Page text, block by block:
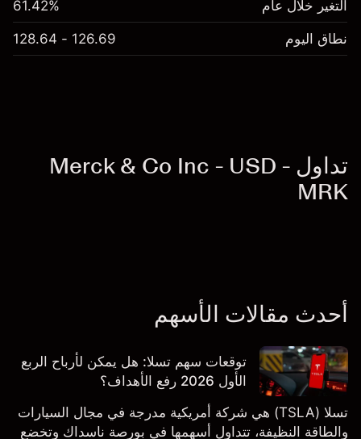
التغير خلال عام 61.42%
نطاق اليوم 126.69 - 128.64
تداول Merck & Co Inc - USD -
MRK
أحدث مقالات الأسهم
توقعات سهم تسلا: هل يمكن لأرباح الربع
الأول 2026 رفع الأهداف؟
تسلا (TSLA) هي شركة أمريكية مدرجة في مجال السيارات
والطاقة النظيفة، تتداول أسهمها في بورصة ناسداك وتخضع